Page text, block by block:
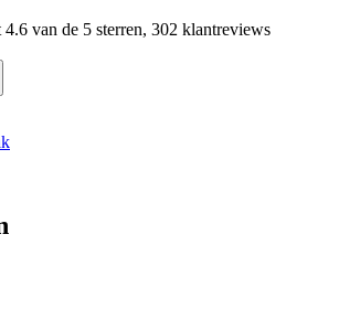
4.6 van de 5 sterren, 302 klantreviews